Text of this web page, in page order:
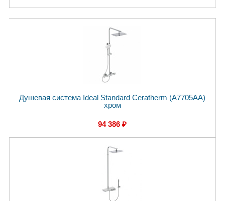
Душевая система Ideal Standard Ceratherm (A7705AA)
хром
94 386 ₽